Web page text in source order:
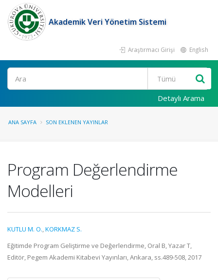
Akademik Veri Yönetim Sistemi
Araştırmacı Girişi English
Ara
Detaylı Arama
ANA SAYFA SON EKLENEN YAYINLAR
Program Değerlendirme
Modelleri
KUTLU M. O.,KORKMAZ S.
Eğitimde Program Geliştirme ve Değerlendirme, Oral B, Yazar T,
Editör, Pegem Akademi Kitabevi Yayınları, Ankara, ss.489-508, 2017